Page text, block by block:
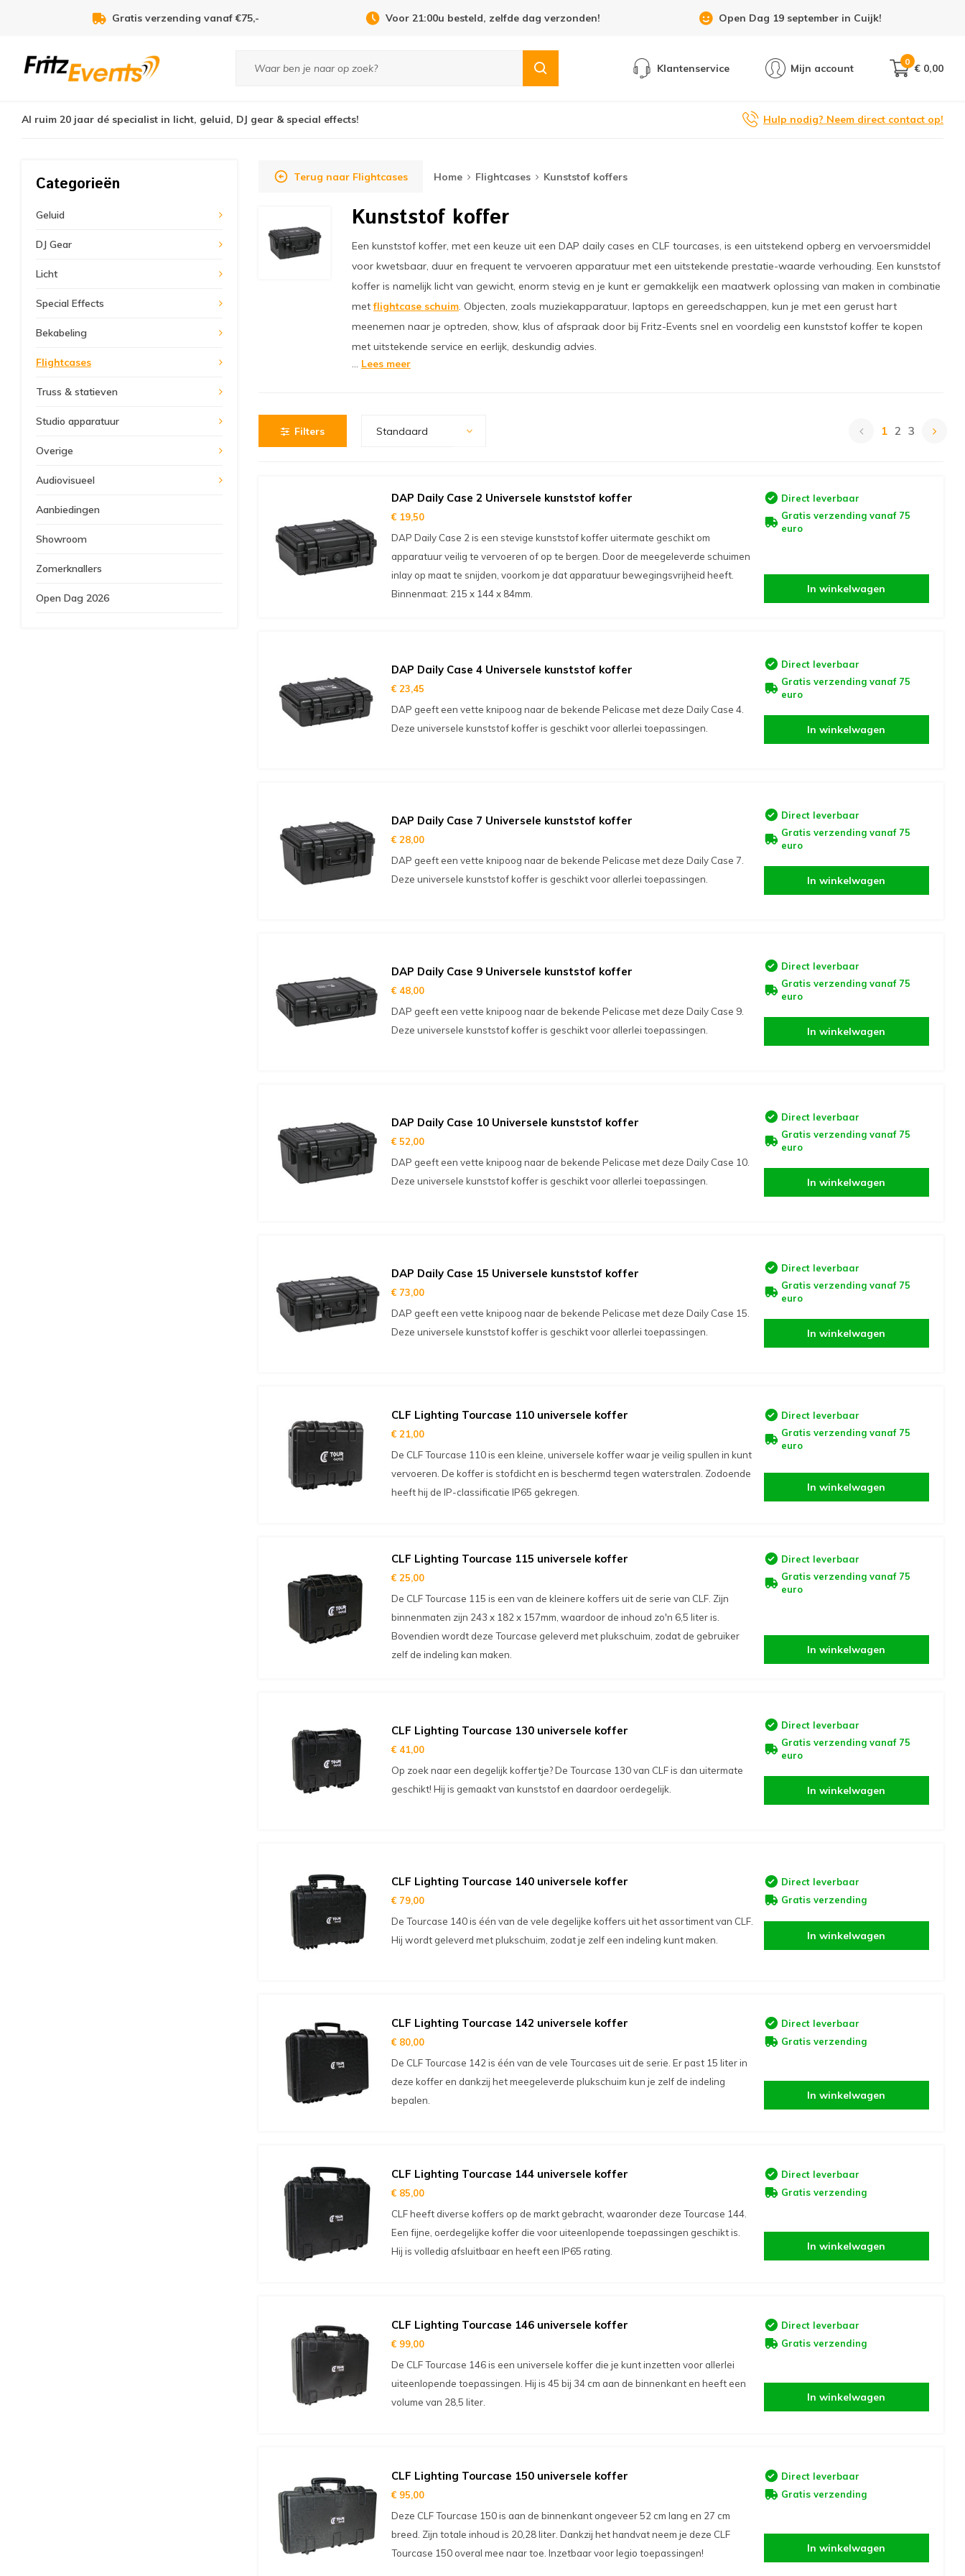
Voor 21:00u besteld, zelfde dag verzonden! Open Dag 19 september in Cuijk! Showroom 6 dagen per week geopend!
Klantenservice Mijn account
0
€ 0,00
Al ruim 20 jaar dé specialist in licht, geluid, DJ gear & special effects! Hulp nodig? Neem direct contact op!
Categorieën
Geluid
DJ Gear
Licht
Special Effects
Bekabeling
Flightcases
Truss & statieven
Studio apparatuur
Overige
Audiovisueel
Aanbiedingen
Showroom
Zomerknallers
Open Dag 2026
Terug naar Flightcases Home Flightcases Kunststof koffers
Kunststof koffer
Een kunststof koffer, met een keuze uit een DAP daily cases en CLF tourcases, is een uitstekend opberg en vervoersmiddel
voor kwetsbaar, duur en frequent te vervoeren apparatuur met een uitstekende prestatie-waarde verhouding. Een kunststof
koffer is namelijk licht van gewicht, enorm stevig en je kunt er gemakkelijk een maatwerk oplossing van maken in combinatie
metflightcase schuim. Objecten, zoals muziekapparatuur, laptops en gereedschappen, kun je met een gerust hart
meenemen naar je optreden, show, klus of afspraak door bij Fritz-Events snel en voordelig een kunststof koffer te kopen
met uitstekende service en eerlijk, deskundig advies.
... Lees meer
Filters Standaard 1 2 3
DAP Daily Case 2 Universele kunststof koffer
€ 19,50
DAP Daily Case 2 is een stevige kunststof koffer uitermate geschikt om
apparatuur veilig te vervoeren of op te bergen. Door de meegeleverde schuimen
inlay op maat te snijden, voorkom je dat apparatuur bewegingsvrijheid heeft.
Binnenmaat: 215 x 144 x 84mm.
Direct leverbaar
Gratis verzending vanaf 75
euro
In winkelwagen
DAP Daily Case 4 Universele kunststof koffer
€ 23,45
DAP geeft een vette knipoog naar de bekende Pelicase met deze Daily Case 4.
Deze universele kunststof koffer is geschikt voor allerlei toepassingen.
Direct leverbaar
Gratis verzending vanaf 75
euro
In winkelwagen
DAP Daily Case 7 Universele kunststof koffer
€ 28,00
DAP geeft een vette knipoog naar de bekende Pelicase met deze Daily Case 7.
Deze universele kunststof koffer is geschikt voor allerlei toepassingen.
Direct leverbaar
Gratis verzending vanaf 75
euro
In winkelwagen
DAP Daily Case 9 Universele kunststof koffer
€ 48,00
DAP geeft een vette knipoog naar de bekende Pelicase met deze Daily Case 9.
Deze universele kunststof koffer is geschikt voor allerlei toepassingen.
Direct leverbaar
Gratis verzending vanaf 75
euro
In winkelwagen
DAP Daily Case 10 Universele kunststof koffer
€ 52,00
DAP geeft een vette knipoog naar de bekende Pelicase met deze Daily Case 10.
Deze universele kunststof koffer is geschikt voor allerlei toepassingen.
Direct leverbaar
Gratis verzending vanaf 75
euro
In winkelwagen
DAP Daily Case 15 Universele kunststof koffer
€ 73,00
DAP geeft een vette knipoog naar de bekende Pelicase met deze Daily Case 15.
Deze universele kunststof koffer is geschikt voor allerlei toepassingen.
Direct leverbaar
Gratis verzending vanaf 75
euro
In winkelwagen
CLF Lighting Tourcase 110 universele koffer
€ 21,00
De CLF Tourcase 110 is een kleine, universele koffer waar je veilig spullen in kunt
vervoeren. De koffer is stofdicht en is beschermd tegen waterstralen. Zodoende
heeft hij de IP-classificatie IP65 gekregen.
Direct leverbaar
Gratis verzending vanaf 75
euro
In winkelwagen
CLF Lighting Tourcase 115 universele koffer
€ 25,00
De CLF Tourcase 115 is een van de kleinere koffers uit de serie van CLF. Zijn
binnenmaten zijn 243 x 182 x 157mm, waardoor de inhoud zo'n 6,5 liter is.
Bovendien wordt deze Tourcase geleverd met plukschuim, zodat de gebruiker
zelf de indeling kan maken.
Direct leverbaar
Gratis verzending vanaf 75
euro
In winkelwagen
CLF Lighting Tourcase 130 universele koffer
€ 41,00
Op zoek naar een degelijk koffertje? De Tourcase 130 van CLF is dan uitermate
geschikt! Hij is gemaakt van kunststof en daardoor oerdegelijk.
Direct leverbaar
Gratis verzending vanaf 75
euro
In winkelwagen
CLF Lighting Tourcase 140 universele koffer
€ 79,00
De Tourcase 140 is één van de vele degelijke koffers uit het assortiment van CLF.
Hij wordt geleverd met plukschuim, zodat je zelf een indeling kunt maken.
Direct leverbaar
Gratis verzending
In winkelwagen
CLF Lighting Tourcase 142 universele koffer
€ 80,00
De CLF Tourcase 142 is één van de vele Tourcases uit de serie. Er past 15 liter in
deze koffer en dankzij het meegeleverde plukschuim kun je zelf de indeling
bepalen.
Direct leverbaar
Gratis verzending
In winkelwagen
CLF Lighting Tourcase 144 universele koffer
€ 85,00
CLF heeft diverse koffers op de markt gebracht, waaronder deze Tourcase 144.
Een fijne, oerdegelijke koffer die voor uiteenlopende toepassingen geschikt is.
Hij is volledig afsluitbaar en heeft een IP65 rating.
Direct leverbaar
Gratis verzending
In winkelwagen
CLF Lighting Tourcase 146 universele koffer
€ 99,00
De CLF Tourcase 146 is een universele koffer die je kunt inzetten voor allerlei
uiteenlopende toepassingen. Hij is 45 bij 34 cm aan de binnenkant en heeft een
volume van 28,5 liter.
Direct leverbaar
Gratis verzending
In winkelwagen
CLF Lighting Tourcase 150 universele koffer
€ 95,00
Deze CLF Tourcase 150 is aan de binnenkant ongeveer 52 cm lang en 27 cm
breed. Zijn totale inhoud is 20,28 liter. Dankzij het handvat neem je deze CLF
Tourcase 150 overal mee naar toe. Inzetbaar voor legio toepassingen!
Direct leverbaar
Gratis verzending
In winkelwagen